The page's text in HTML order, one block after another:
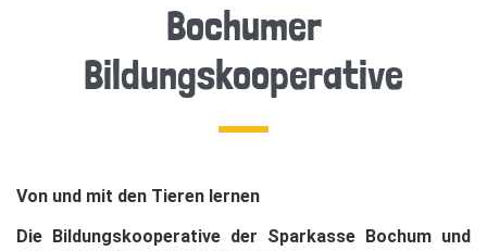
Bochumer
Bildungskooperative
Von und mit den Tieren lernen
Die Bildungskooperative der Sparkasse Bochum und